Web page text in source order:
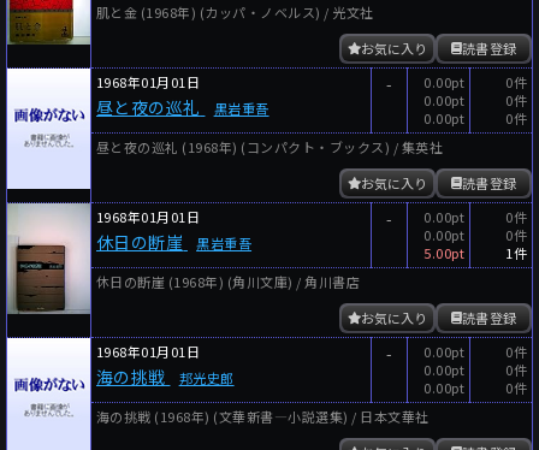
肌と金 (1968年) (カッパ・ノベルス) / 光文社
読書登録
お気に入り
1968年01月01日
昼と夜の巡礼 黒岩重吾
-
0.00pt
0.00pt
0.00pt
0件
0件
0件
昼と夜の巡礼 (1968年) (コンパクト・ブックス) / 集英社
読書登録
お気に入り
1968年01月01日
休日の断崖 黒岩重吾
-
0.00pt
0.00pt
5.00pt
0件
0件
1件
休日の断崖 (1968年) (角川文庫) / 角川書店
読書登録
お気に入り
1968年01月01日
海の挑戦 邦光史郎
-
0.00pt
0.00pt
0.00pt
0件
0件
0件
海の挑戦 (1968年) (文華新書―小説選集) / 日本文華社